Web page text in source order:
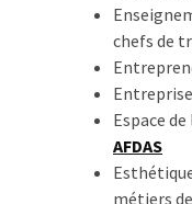
chefs de
Espace
AFDAS
métiers